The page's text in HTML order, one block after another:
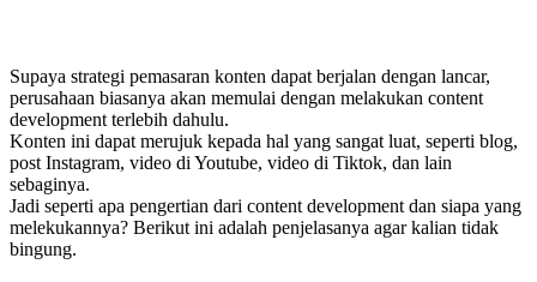
Supaya strategi pemasaran konten dapat berjalan dengan lancar,
perusahaan biasanya akan memulai dengan melakukan content
development terlebih dahulu.
Konten ini dapat merujuk kepada hal yang sangat luat, seperti blog,
post Instagram, video di Youtube, video di Tiktok, dan lain
sebaginya.
Jadi seperti apa pengertian dari content development dan siapa yang
melekukannya? Berikut ini adalah penjelasanya agar kalian tidak
bingung.